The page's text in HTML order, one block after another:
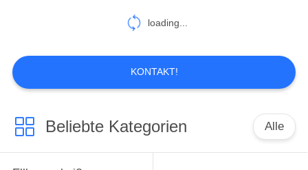
loading...
KONTAKT!
Beliebte Kategorien Alle